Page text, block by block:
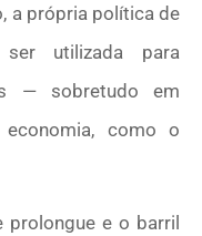
a própria política de
utilizada para
— sobretudo em
como o
e o barril